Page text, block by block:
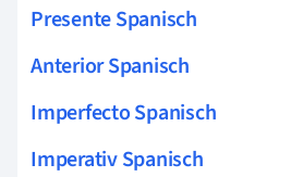
Presente Spanisch
Anterior Spanisch
Imperfecto Spanisch
Imperativ Spanisch